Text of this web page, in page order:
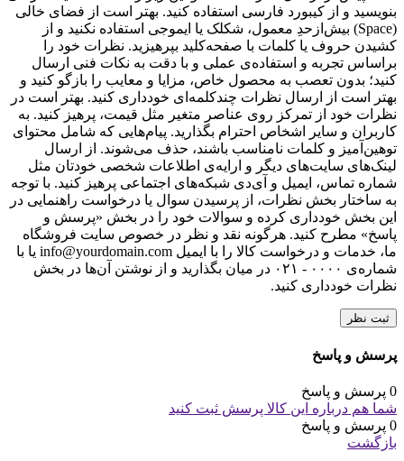
بنویسید و از کیبورد فارسی استفاده کنید. بهتر است از فضای خالی
(Space) بیش‌از‌حدِ معمول، شکلک یا ایموجی استفاده نکنید و از
کشیدن حروف یا کلمات با صفحه‌کلید بپرهیزید. نظرات خود را
براساس تجربه و استفاده‌ی عملی و با دقت به نکات فنی ارسال
کنید؛ بدون تعصب به محصول خاص، مزایا و معایب را بازگو کنید و
بهتر است از ارسال نظرات چندکلمه‌‌ای خودداری کنید. بهتر است در
نظرات خود از تمرکز روی عناصر متغیر مثل قیمت، پرهیز کنید. به
کاربران و سایر اشخاص احترام بگذارید. پیام‌هایی که شامل محتوای
توهین‌آمیز و کلمات نامناسب باشند، حذف می‌شوند. از ارسال
لینک‌های سایت‌های دیگر و ارایه‌ی اطلاعات شخصی خودتان مثل
شماره تماس، ایمیل و آی‌دی شبکه‌های اجتماعی پرهیز کنید. با توجه
به ساختار بخش نظرات، از پرسیدن سوال یا درخواست راهنمایی در
این بخش خودداری کرده و سوالات خود را در بخش «پرسش و
پاسخ» مطرح کنید. هرگونه نقد و نظر در خصوص سایت فروشگاه
ما، خدمات و درخواست کالا را با ایمیل info@yourdomain.com یا با
شماره‌ی ۰۰۰۰ - ۰۲۱ در میان بگذارید و از نوشتن آن‌ها در بخش
نظرات خودداری کنید.
ثبت نظر
پرسش و پاسخ
0 پرسش و پاسخ
شما هم درباره این کالا پرسش ثبت کنید
0 پرسش و پاسخ
بازگشت